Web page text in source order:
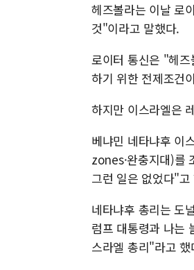
헤즈볼라는 이날 로
것"이라고 말했다.
로이터 통신은 "헤
하기 위한 전제조건
하지만 이스라엘은
베냐민 네타냐후 이
zones·완충지대)를
그런 일은 없었다"고
네타냐후 총리는 도
럼프 대통령과 나는
스라엘 총리"라고